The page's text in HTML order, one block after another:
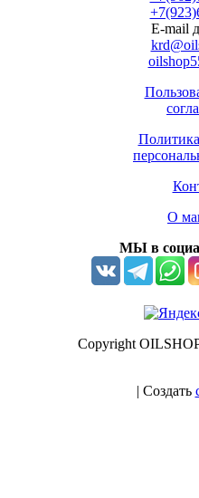
E-mail
О
МЫ в
Copyright
| Создать